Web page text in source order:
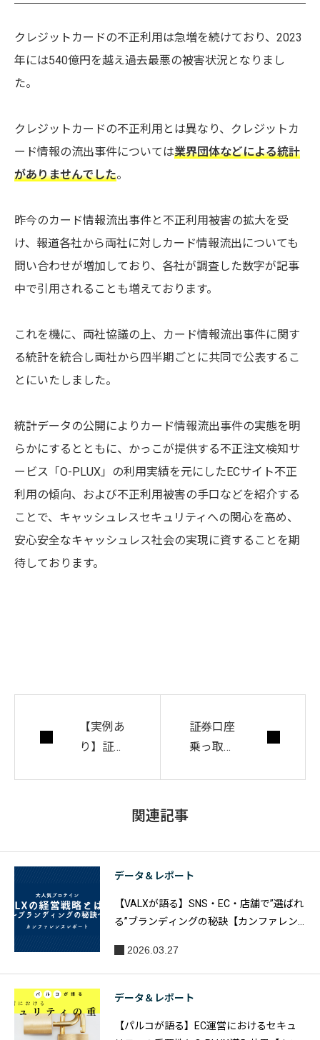
クレジットカードの不正利用は急増を続けており、2023
年には540億円を越え過去最悪の被害状況となりまし
た。
クレジットカードの不正利用とは異なり、クレジットカ
ード情報の流出事件については業界団体などによる統計
がありませんでした。
昨今のカード情報流出事件と不正利用被害の拡大を受
け、報道各社から両社に対しカード情報流出についても
問い合わせが増加しており、各社が調査した数字が記事
中で引用されることも増えております。
これを機に、両社協議の上、カード情報流出事件に関す
る統計を統合し両社から四半期ごとに共同で公表するこ
とにいたしました。
統計データの公開によりカード情報流出事件の実態を明
らかにするとともに、かっこが提供する不正注文検知サ
ービス「O-PLUX」の利用実績を元にしたECサイト不正
利用の傾向、および不正利用被害の手口などを紹介する
ことで、キャッシュレスセキュリティへの関心を高め、
安心安全なキャッシュレス社会の実現に資することを期
待しております。
【実例あ
り】証券
や対処
の有無を
徹底解説
証券口座
乗っ取り
も徹底解
説
関連記事
データ＆レポート
【VALXが語る】SNS・EC・店舗で”選ばれ
る”ブランディングの秘訣【カンファレン
2026.03.27
データ＆レポート
【パルコが語る】EC運営におけるセキュ